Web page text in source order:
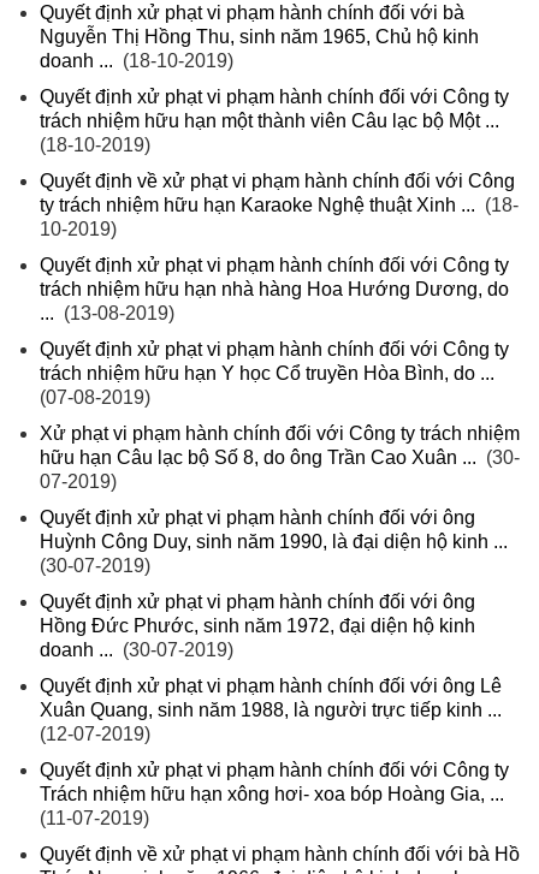
Quyết định xử phạt vi phạm hành chính đối với bà
Nguyễn Thị Hồng Thu, sinh năm 1965, Chủ hộ kinh
doanh ... (18-10-2019)
Quyết định xử phạt vi phạm hành chính đối với Công ty
trách nhiệm hữu hạn một thành viên Câu lạc bộ Một ...
(18-10-2019)
Quyết định về xử phạt vi phạm hành chính đối với Công
ty trách nhiệm hữu hạn Karaoke Nghệ thuật Xinh ... (18-
10-2019)
Quyết định xử phạt vi phạm hành chính đối với Công ty
trách nhiệm hữu hạn nhà hàng Hoa Hướng Dương, do
... (13-08-2019)
Quyết định xử phạt vi phạm hành chính đối với Công ty
trách nhiệm hữu hạn Y học Cổ truyền Hòa Bình, do ...
(07-08-2019)
Xử phạt vi phạm hành chính đối với Công ty trách nhiệm
hữu hạn Câu lạc bộ Số 8, do ông Trần Cao Xuân ... (30-
07-2019)
Quyết định xử phạt vi phạm hành chính đối với ông
Huỳnh Công Duy, sinh năm 1990, là đại diện hộ kinh ...
(30-07-2019)
Quyết định xử phạt vi phạm hành chính đối với ông
Hồng Đức Phước, sinh năm 1972, đại diện hộ kinh
doanh ... (30-07-2019)
Quyết định xử phạt vi phạm hành chính đối với ông Lê
Xuân Quang, sinh năm 1988, là người trực tiếp kinh ...
(12-07-2019)
Quyết định xử phạt vi phạm hành chính đối với Công ty
Trách nhiệm hữu hạn xông hơi- xoa bóp Hoàng Gia, ...
(11-07-2019)
Quyết định về xử phạt vi phạm hành chính đối với bà Hồ